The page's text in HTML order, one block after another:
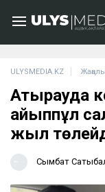
ULYSMEDIA.KZ
Атырауда
айыппұл
жыл
Сымбат